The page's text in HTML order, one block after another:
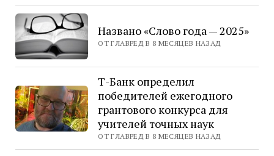
Названо «Слово года — 2025»
ОТ ГЛАВРЕД В 8 МЕСЯЦЕВ НАЗАД
Т-Банк определил
победителей ежегодного
грантового конкурса для
учителей точных наук
ОТ ГЛАВРЕД В 8 МЕСЯЦЕВ НАЗАД